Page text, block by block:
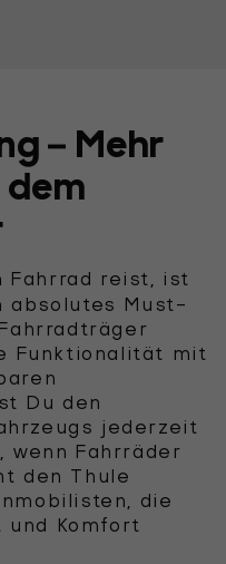
– Mehr
Fahrrad reist, ist
absolutes Must-
Funktionalität mit
Du den
jederzeit
wenn Fahrräder
den Thule
die
Komfort